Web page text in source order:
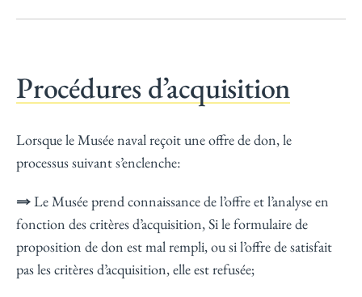
Procédures d’acquisition
Lorsque le Musée naval reçoit une offre de don, le
processus suivant s’enclenche:
⇒Le Musée prend connaissance de l’offre et l’analyse en
fonction des critères d’acquisition, Si le formulaire de
proposition de don est mal rempli, ou si l’offre de satisfait
pas les critères d’acquisition, elle est refusée;